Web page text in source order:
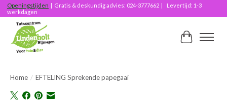
Openingstijden | Gratis & deskundig advies: 024-3777662 | Levertijd: 1-3
werkdagen
Home / EFTELING Sprekende papegaai